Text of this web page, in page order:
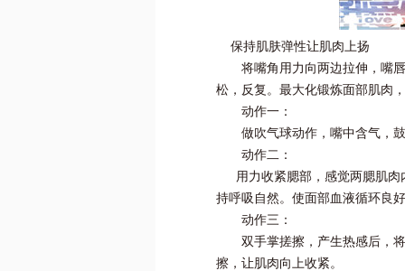
保持肌肤弹性让肌肉上扬
将嘴角用力向两边拉伸，嘴唇
松，反复。最大化锻炼面部肌肉
动作一：
做吹气球动作，嘴中含气，鼓
动作二：
用力收紧腮部，感觉两腮肌肉
持呼吸自然。使面部血液循环良
动作三：
双手掌搓擦，产生热感后，将
擦，让肌肉向上收紧。